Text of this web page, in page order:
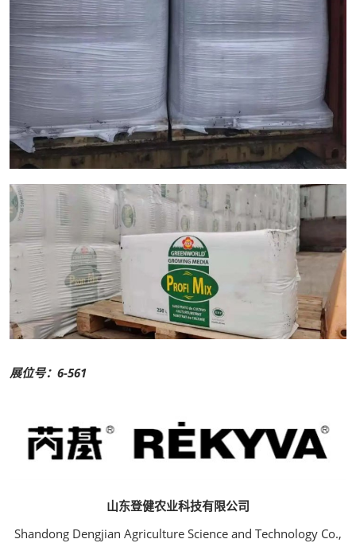
展位号：6-561
山东登健农业科技有限公司
Shandong Dengjian Agriculture Science and Technology Co.,